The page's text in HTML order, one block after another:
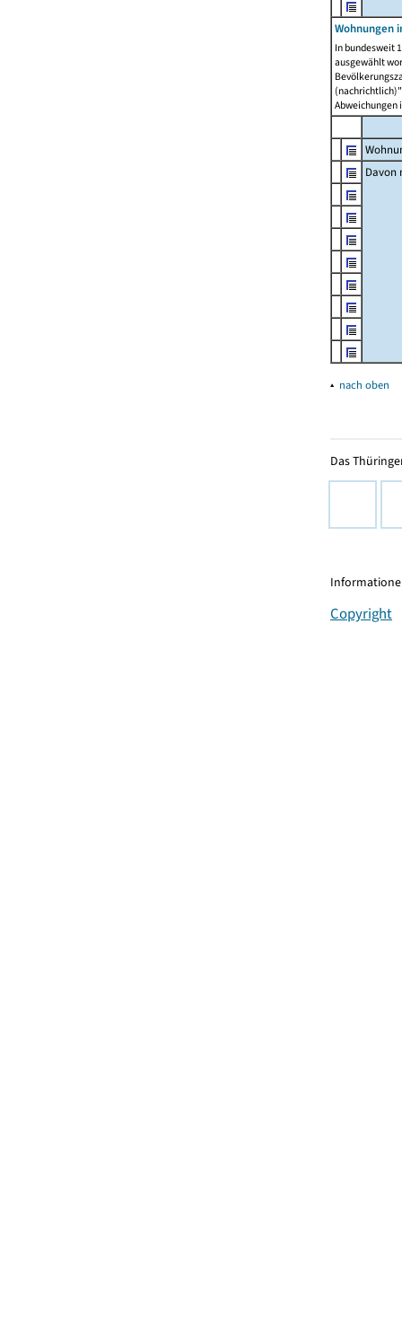
Wohnungen
In bundesweit
ausgewählt
Abweichungen
Davon
▴ nach oben
Das
Copyright